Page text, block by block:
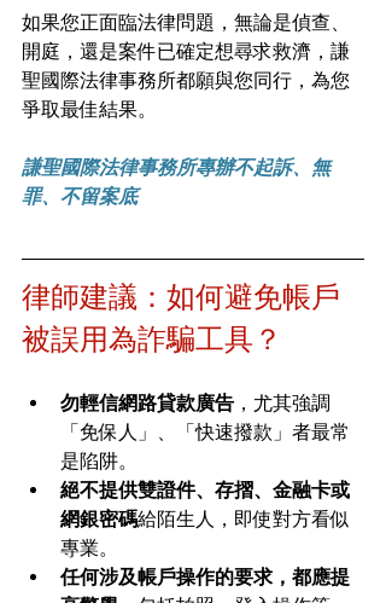
如果您正面臨法律問題，無論是偵查、
開庭，還是案件已確定想尋求救濟，謙
聖國際法律事務所都願與您同行，為您
爭取最佳結果。
謙聖國際法律事務所專辦不起訴、無
罪、不留案底
律師建議：如何避免帳戶
被誤用為詐騙工具？
勿輕信網路貸款廣告 ，尤其強調
「免保人」、「快速撥款」者最常
是陷阱。
絕不提供雙證件、存摺、金融卡或
網銀密碼給陌生人，即使對方看似
專業。
任何涉及帳戶操作的要求，都應提